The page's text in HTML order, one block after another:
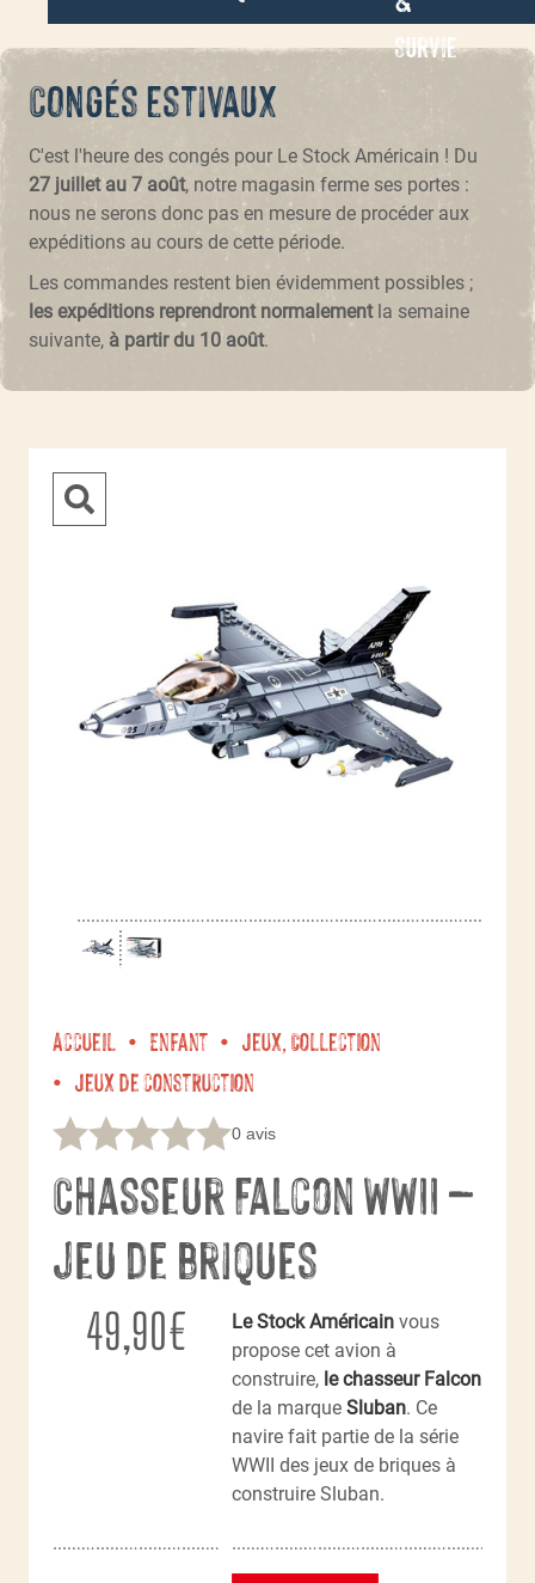
Survie
Congés estivaux
C'est l'heure des congés pour Le Stock Américain ! Du
27 juillet au 7 août, notre magasin ferme ses portes :
nous ne serons donc pas en mesure de procéder aux
expéditions au cours de cette période.
Les commandes restent bien évidemment possibles ;
les expéditions reprendront normalementla semaine
suivante, à partir du 10 août.
Accueil Enfant
Jeux, Collection
Jeux de construction
0 avis
Chasseur Falcon WWII –
jeu de briques
49,90€ Le Stock Américain vous
propose cet avion à
construire, le chasseur Falcon
de la marque Sluban. Ce
navire fait partie de la série
WWII des jeux de briques à
construire Sluban.